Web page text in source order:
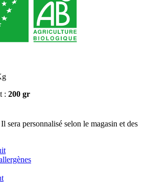
: 200 gr
sera personnalisé selon le magasin et des